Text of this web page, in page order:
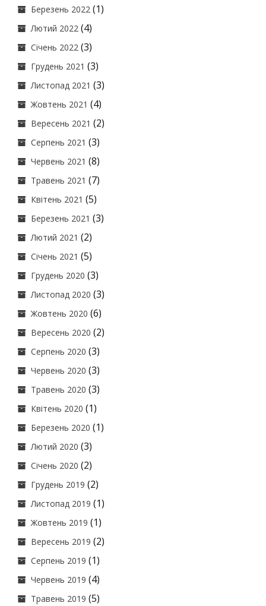
Березень 2022 (1)
Лютий 2022 (4)
Січень 2022 (3)
Грудень 2021 (3)
Листопад 2021 (3)
Жовтень 2021 (4)
Вересень 2021 (2)
Серпень 2021 (3)
Червень 2021 (8)
Травень 2021 (7)
Квітень 2021 (5)
Березень 2021 (3)
Лютий 2021 (2)
Січень 2021 (5)
Грудень 2020 (3)
Листопад 2020 (3)
Жовтень 2020 (6)
Вересень 2020 (2)
Серпень 2020 (3)
Червень 2020 (3)
Травень 2020 (3)
Квітень 2020 (1)
Березень 2020 (1)
Лютий 2020 (3)
Січень 2020 (2)
Грудень 2019 (2)
Листопад 2019 (1)
Жовтень 2019 (1)
Вересень 2019 (2)
Серпень 2019 (1)
Червень 2019 (4)
Травень 2019 (5)